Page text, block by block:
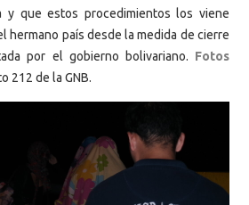
y que estos procedimientos los viene
hermano país desde la medida de cierre
por el gobierno bolivariano. Fotos
212 de la GNB.